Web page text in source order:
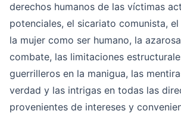
derechos humanos de las víctimas
potenciales, el sicariato comunista,
la mujer como ser humano, la
combate, las limitaciones
guerrilleros en la manigua, las
verdad y las intrigas en todas las
provenientes de intereses y